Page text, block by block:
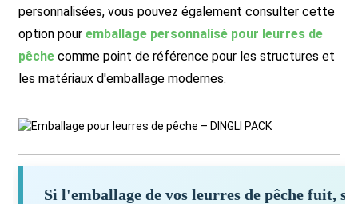
personnalisées, vous pouvez également consulter cette
option pour emballage personnalisé pour leurres de
pêchecomme point de référence pour les structures et
les matériaux d'emballage modernes.
Si l'emballage de vos leurres de pêche fuit,